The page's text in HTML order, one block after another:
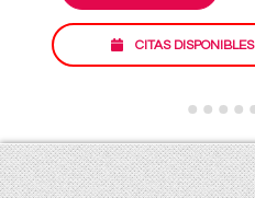
CITAS DISPONIBLES